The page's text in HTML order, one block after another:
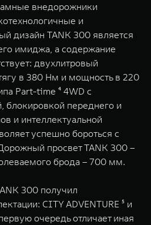
внедорожники
и
дизайн TANK 300 является
имиджа, а содержание
двухлитровый
в 380 Нм и мощность в 220
Part-time ⁴ 4WD с
блокировкой переднего и
и интеллектуальной
успешно бороться с
просвет TANK 300 –
брода – 700 мм.
300 получил
CITY ADVENTURE ⁵ и
очередь отличает иная